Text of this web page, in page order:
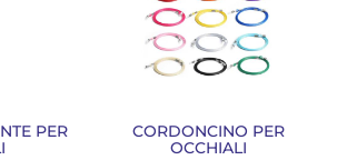
PER
CORDONCINO PER
OCCHIALI